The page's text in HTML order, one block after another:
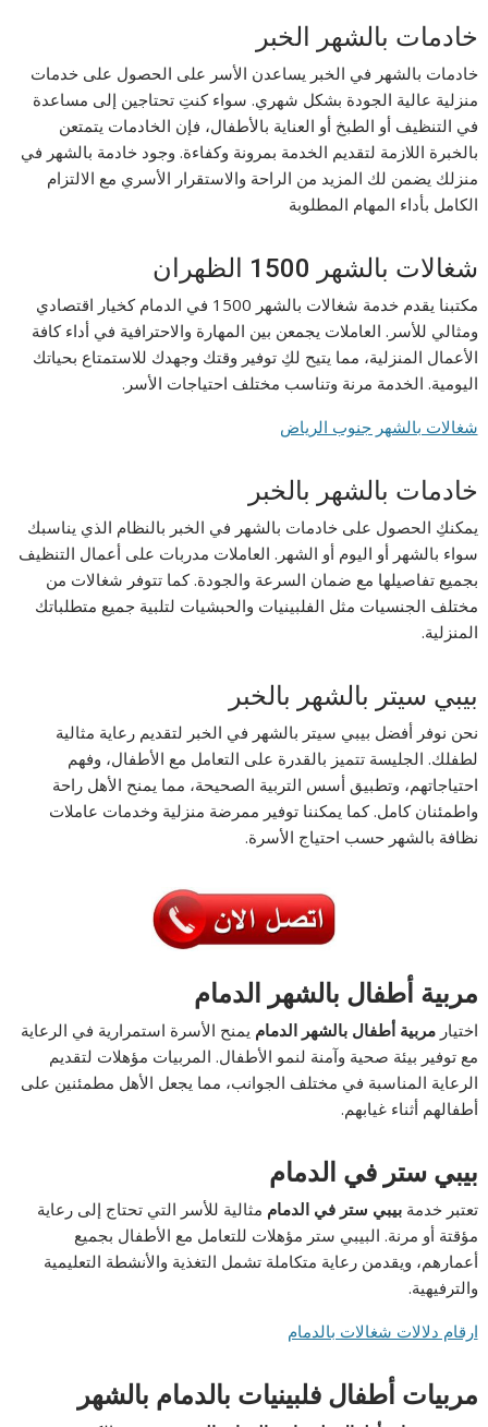
خادمات بالشهر الخبر
خادمات بالشهر في الخبر يساعدن الأسر على الحصول على خدمات
منزلية عالية الجودة بشكل شهري. سواء كنتِ تحتاجين إلى مساعدة
في التنظيف أو الطبخ أو العناية بالأطفال، فإن الخادمات يتمتعن
بالخبرة اللازمة لتقديم الخدمة بمرونة وكفاءة. وجود خادمة بالشهر في
منزلك يضمن لك المزيد من الراحة والاستقرار الأسري مع الالتزام
الكامل بأداء المهام المطلوبة
شغالات بالشهر 1500 الظهران
مكتبنا يقدم خدمة شغالات بالشهر 1500 في الدمام كخيار اقتصادي
ومثالي للأسر. العاملات يجمعن بين المهارة والاحترافية في أداء كافة
الأعمال المنزلية، مما يتيح لكِ توفير وقتك وجهدك للاستمتاع بحياتك
اليومية. الخدمة مرنة وتناسب مختلف احتياجات الأسر.
شغالات بالشهر جنوب الرياض
خادمات بالشهر بالخبر
يمكنكِ الحصول على خادمات بالشهر في الخبر بالنظام الذي يناسبك
سواء بالشهر أو اليوم أو الشهر. العاملات مدربات على أعمال التنظيف
بجميع تفاصيلها مع ضمان السرعة والجودة. كما تتوفر شغالات من
مختلف الجنسيات مثل الفلبينيات والحبشيات لتلبية جميع متطلباتك
المنزلية.
بيبي سيتر بالشهر بالخبر
نحن نوفر أفضل بيبي سيتر بالشهر في الخبر لتقديم رعاية مثالية
لطفلك. الجليسة تتميز بالقدرة على التعامل مع الأطفال، وفهم
احتياجاتهم، وتطبيق أسس التربية الصحيحة، مما يمنح الأهل راحة
واطمئنان كامل. كما يمكننا توفير ممرضة منزلية وخدمات عاملات
نظافة بالشهر حسب احتياج الأسرة.
مربية أطفال بالشهر الدمام
اختيارمربية أطفال بالشهر الدمام يمنح الأسرة استمرارية في الرعاية
مع توفير بيئة صحية وآمنة لنمو الأطفال. المربيات مؤهلات لتقديم
الرعاية المناسبة في مختلف الجوانب، مما يجعل الأهل مطمئنين على
أطفالهم أثناء غيابهم.
بيبي ستر في الدمام
تعتبر خدمةبيبي ستر في الدمام مثالية للأسر التي تحتاج إلى رعاية
مؤقتة أو مرنة. البيبي ستر مؤهلات للتعامل مع الأطفال بجميع
أعمارهم، ويقدمن رعاية متكاملة تشمل التغذية والأنشطة التعليمية
والترفيهية.
ارقام دلالات شغالات بالدمام
مربيات أطفال فلبينيات بالدمام بالشهر